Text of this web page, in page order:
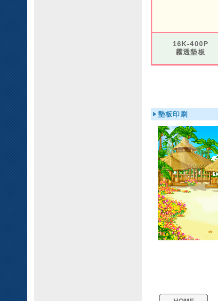
16K-400P
霧透墊板
墊板印刷